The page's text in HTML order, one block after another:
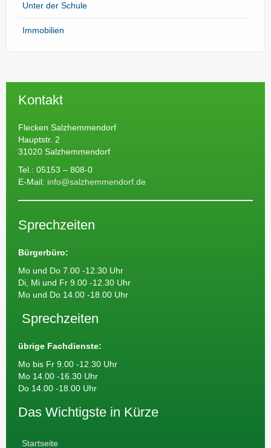
Unter der Schule
Immobilien
Kontakt
Flecken Salzhemmendorf
Hauptstr. 2
31020 Salzhemmendorf
Tel.: 05153 – 808-0
E-Mail: info@salzhemmendorf.de
Sprechzeiten
Bürgerbüro:
Mo und Do 7.00 -12.30 Uhr
Di, Mi und Fr 9.00 -12.30 Uhr
Mo und Do 14.00 -18.00 Uhr
Sprechzeiten
übrige Fachdienste:
Mo bis Fr 9.00 -12.30 Uhr
Mo 14.00 -16.30 Uhr
Do 14.00 -18.00 Uhr
Das Wichtigste in Kürze
Startseite